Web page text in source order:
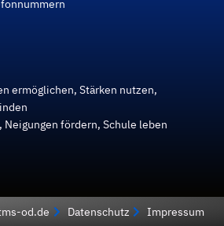
ermöglichen, Stärken nutzen,
Neigungen fördern, Schule leben
od.de Datenschutz Impressum